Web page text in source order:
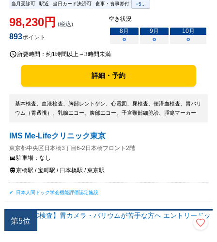
当月受診可 駅近 当日カード決済可 食事・食事券付 +5...
98,230円 (税込)
893ポイント
空き状況
8月 9月 10月
○
○ ○
所要時間： 約1時間以上～3時間未満
詳細・予約
基本検査、血液検査、胸部レントゲン、心電図、尿検査、便潜血検査、胃バリ
ウム（胃透視）、乳腺エコー、腹部エコー、子宮頸部細胞診、腫瘍マーカー
IMS Me-Lifeクリニック東京
東京都中央区日本橋3丁目6-2日本橋フロント2階
駐車場： なし
京橋駅 / 宝町駅 / 日本橋駅 / 東京駅
日本人間ドック学会機能評価認定施設
第5位